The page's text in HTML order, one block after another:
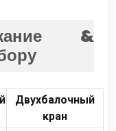
&
Двухбалочный
кран